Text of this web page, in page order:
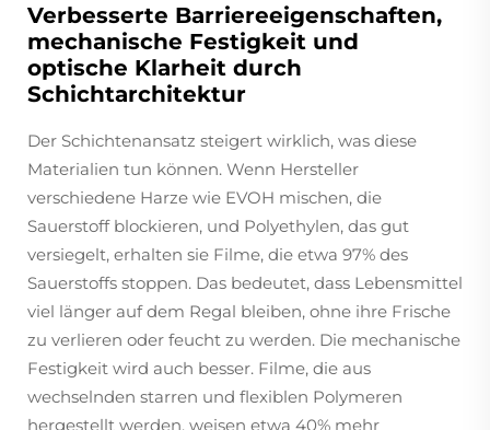
Verbesserte Barriereeigenschaften,
mechanische Festigkeit und
optische Klarheit durch
Schichtarchitektur
Der Schichtenansatz steigert wirklich, was diese
Materialien tun können. Wenn Hersteller
verschiedene Harze wie EVOH mischen, die
Sauerstoff blockieren, und Polyethylen, das gut
versiegelt, erhalten sie Filme, die etwa 97% des
Sauerstoffs stoppen. Das bedeutet, dass Lebensmittel
viel länger auf dem Regal bleiben, ohne ihre Frische
zu verlieren oder feucht zu werden. Die mechanische
Festigkeit wird auch besser. Filme, die aus
wechselnden starren und flexiblen Polymeren
hergestellt werden, weisen etwa 40% mehr